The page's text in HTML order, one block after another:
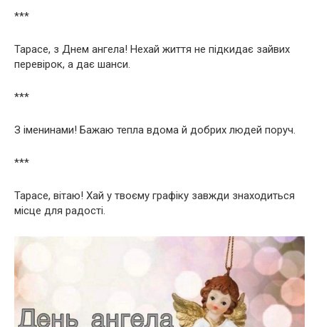
***
Тарасе, з Днем ангела! Нехай життя не підкидає зайвих
перевірок, а дає шанси.
***
З іменинами! Бажаю тепла вдома й добрих людей поруч.
***
Тарасе, вітаю! Хай у твоєму графіку завжди знаходиться
місце для радості.